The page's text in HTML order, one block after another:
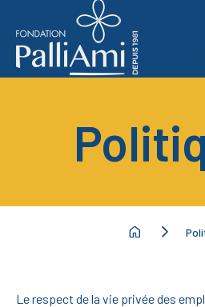
Le respect de la vie privée des